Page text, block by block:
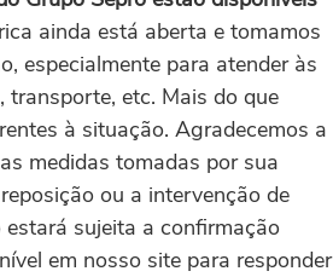
ainda está aberta e tomamos
especialmente para atender às
transporte, etc. Mais do que
à situação. Agradecemos a
medidas tomadas por sua
ou a intervenção de
sujeita a confirmação
em nosso site para responder